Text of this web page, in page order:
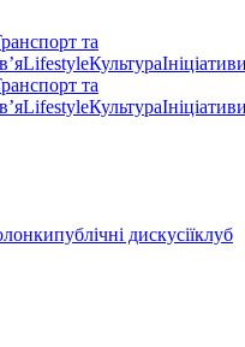
та
LifestyleКультура
та
LifestyleКультура
публічні дискусіїклуб